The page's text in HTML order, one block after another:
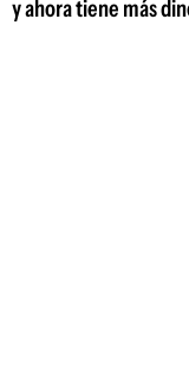
y ahora tiene más